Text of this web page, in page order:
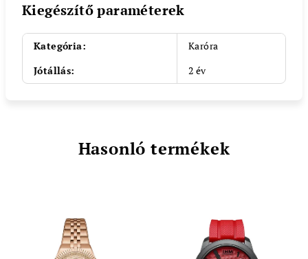
Kiegészítő paraméterek
Kategória:
Karóra
Jótállás: 2 év
Hasonló termékek